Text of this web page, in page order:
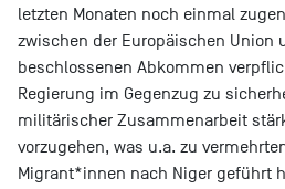
letzten Monaten noch einmal
zwischen der Europäischen Union
beschlossenen Abkommen
Regierung im Gegenzug zu
militärischer Zusammenarbeit
vorzugehen, was u.a. zu
Migrant*innen nach Niger geführt